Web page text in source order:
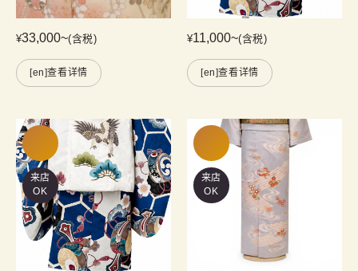
¥33,000~(含税)
[en]查看详情
¥11,000~(含税)
[en]查看详情
来店
OK
来店
OK